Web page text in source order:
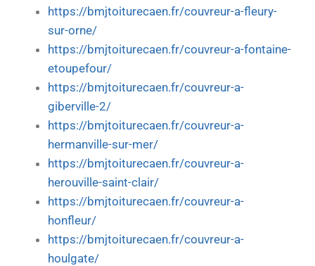
https://bmjtoiturecaen.fr/couvreur-a-fleury-
sur-orne/
https://bmjtoiturecaen.fr/couvreur-a-fontaine-
etoupefour/
https://bmjtoiturecaen.fr/couvreur-a-
giberville-2/
https://bmjtoiturecaen.fr/couvreur-a-
hermanville-sur-mer/
https://bmjtoiturecaen.fr/couvreur-a-
herouville-saint-clair/
https://bmjtoiturecaen.fr/couvreur-a-
honfleur/
https://bmjtoiturecaen.fr/couvreur-a-
houlgate/